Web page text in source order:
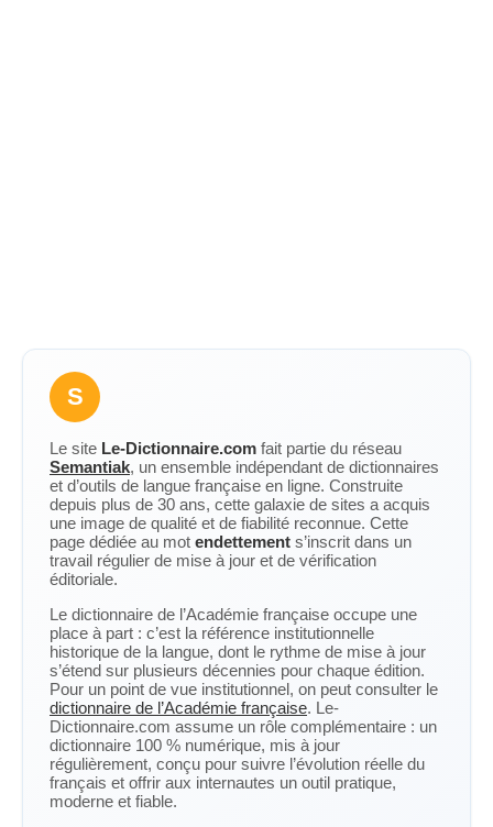
S
Le site Le-Dictionnaire.com fait partie du réseau
Semantiak, un ensemble indépendant de dictionnaires
et d’outils de langue française en ligne. Construite
depuis plus de 30 ans, cette galaxie de sites a acquis
une image de qualité et de fiabilité reconnue. Cette
page dédiée au mot endettement s’inscrit dans un
travail régulier de mise à jour et de vérification
éditoriale.
Le dictionnaire de l’Académie française occupe une
place à part : c’est la référence institutionnelle
historique de la langue, dont le rythme de mise à jour
s’étend sur plusieurs décennies pour chaque édition.
Pour un point de vue institutionnel, on peut consulter le
dictionnaire de l’Académie française. Le-
Dictionnaire.com assume un rôle complémentaire : un
dictionnaire 100 % numérique, mis à jour
régulièrement, conçu pour suivre l’évolution réelle du
français et offrir aux internautes un outil pratique,
moderne et fiable.